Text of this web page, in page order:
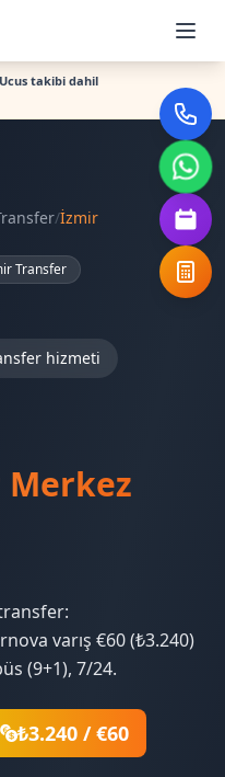
Ucus takibi dahil
/İzmir
Transfer
hizmeti
varış €60 (₺3.240)
(9+1), 7/24.
₺3.240 / €60